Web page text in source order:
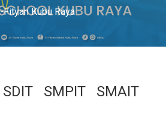
Kubu Raya
SDIT SMPIT
SMAIT